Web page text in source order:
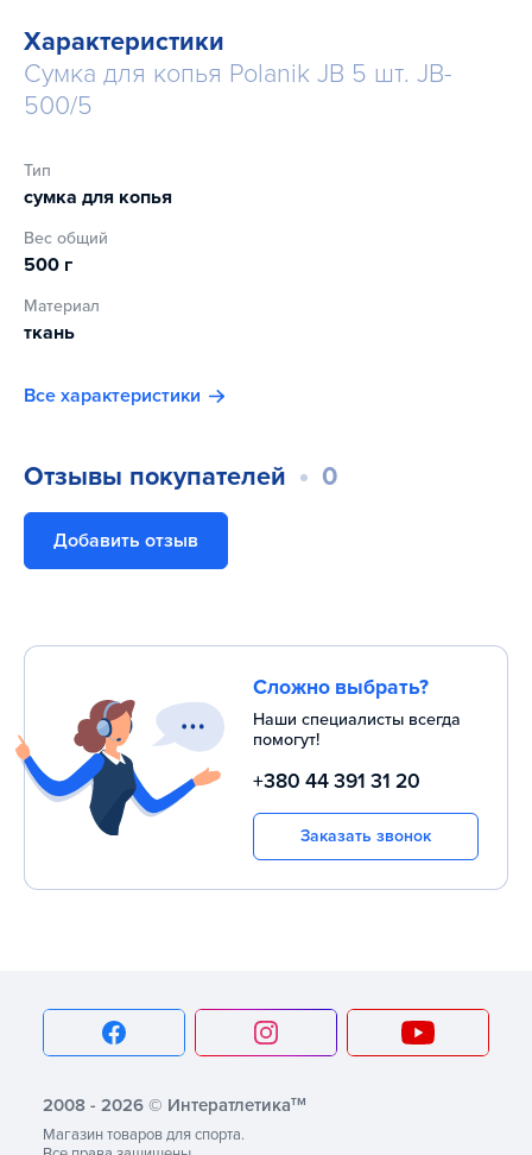
Характеристики
Сумка для копья Polanik JB 5 шт. JB-
500/5
Тип
сумка для копья
Вес общий
500 г
Материал
ткань
Все характеристики
Отзывы покупателей 0
Добавить отзыв
Сложно выбрать?
Наши специалисты всегда
помогут!
+380 44 391 31 20
Заказать звонок
2008 - 2026 © Интератлетикатм
Магазин товаров для спорта.